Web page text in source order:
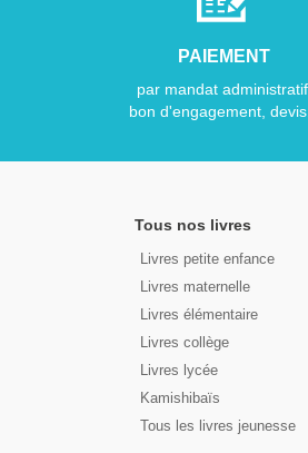
PAIEMENT
par mandat
bon d'engagement,
Tous nos livres
Livres petite enfance
Livres maternelle
Livres élémentaire
Livres collège
Livres lycée
Kamishibaïs
Tous les livres jeunesse